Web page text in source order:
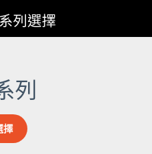
系列選擇
列
擇